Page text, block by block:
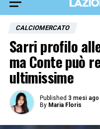
CALCIOMERCATO
Sarri profilo
ma Conte può
ultimissime
Published 3 mesi ago
By Maria Floris